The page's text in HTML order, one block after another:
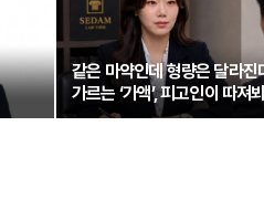
같은 마약인데 형량은 달라진
가르는 ‘가액’, 피고인이 따져